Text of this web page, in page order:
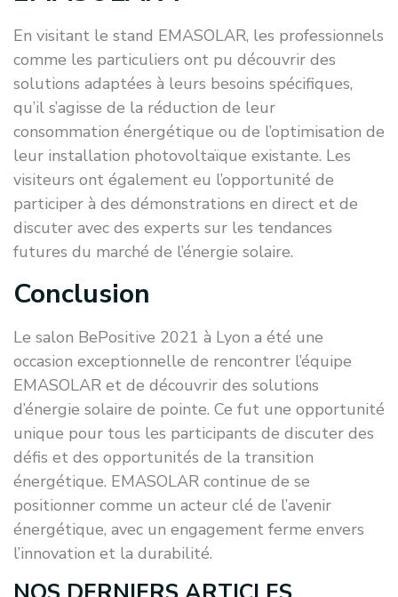
En visitant le stand EMASOLAR, les professionnels
comme les particuliers ont pu découvrir des
solutions adaptées à leurs besoins spécifiques,
qu’il s’agisse de la réduction de leur
consommation énergétique ou de l’optimisation de
leur installation photovoltaïque existante. Les
visiteurs ont également eu l’opportunité de
participer à des démonstrations en direct et de
discuter avec des experts sur les tendances
futures du marché de l’énergie solaire.
Conclusion
Le salon BePositive 2021 à Lyon a été une
occasion exceptionnelle de rencontrer l’équipe
EMASOLAR et de découvrir des solutions
d’énergie solaire de pointe. Ce fut une opportunité
unique pour tous les participants de discuter des
défis et des opportunités de la transition
énergétique. EMASOLAR continue de se
positionner comme un acteur clé de l’avenir
énergétique, avec un engagement ferme envers
l’innovation et la durabilité.